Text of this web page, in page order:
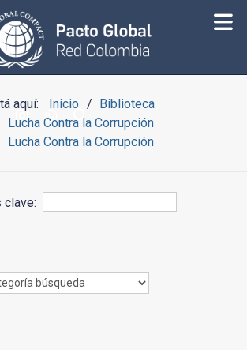
aquí: Inicio
Biblioteca
Lucha Contra la Corrupción
Lucha Contra la Corrupción
clave: